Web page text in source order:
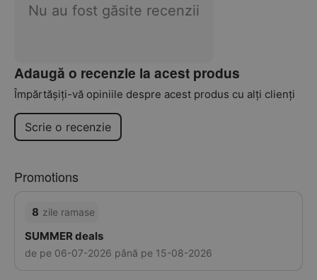
Nu au fost găsite recenzii
Adaugă o recenzie la acest produs
Împărtășiți-vă opiniile despre acest produs cu alți clienți
Scrie o recenzie
Promotions
8 zile ramase
SUMMER deals
de pe 06-07-2026 până pe 15-08-2026